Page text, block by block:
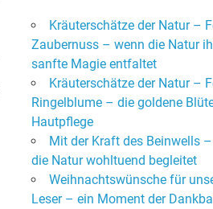
Kräuterschätze der Natur –
Zaubernuss – wenn die Natur
sanfte Magie entfaltet
Kräuterschätze der Natur –
Ringelblume – die goldene
Hautpflege
Mit der Kraft des Beinwells
die Natur wohltuend begleitet
Weihnachtswünsche für
Leser – ein Moment der